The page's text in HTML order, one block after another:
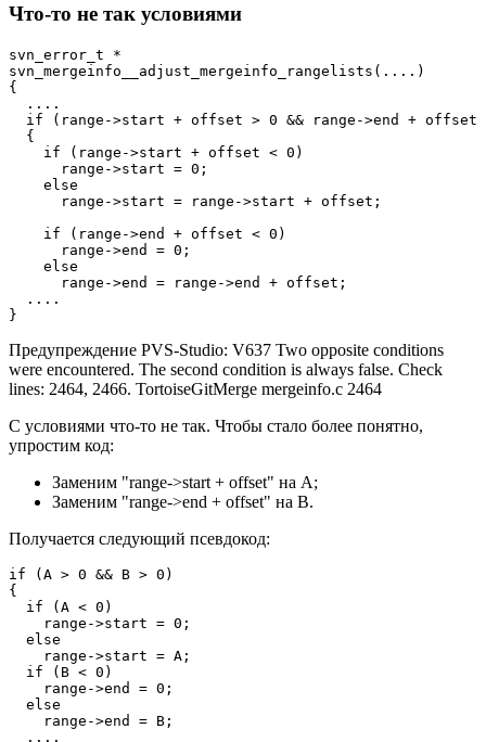
Что-то не так условиями
svn_error_t *
svn_mergeinfo__adjust_mergeinfo_rangelists(....)
{
  ....
if (range->start + offset > 0 && range->end + offset
  {
    if (range->start + offset < 0)
      range->start = 0;
    else
      range->start = range->start + offset;
    if (range->end + offset < 0)
      range->end = 0;
    else
      range->end = range->end + offset;
  ....
}
Предупреждение PVS-Studio: V637 Two opposite conditions
were encountered. The second condition is always false. Check
lines: 2464, 2466. TortoiseGitMerge mergeinfo.c 2464
С условиями что-то не так. Чтобы стало более понятно,
упростим код:
Заменим "range->start + offset" на A;
Заменим "range->end + offset" на B.
Получается следующий псевдокод:
if (A > 0 && B > 0)
{
  if (A < 0)
    range->start = 0;
  else
    range->start = A;
  if (B < 0)
    range->end = 0;
  else
    range->end = B;
  ....